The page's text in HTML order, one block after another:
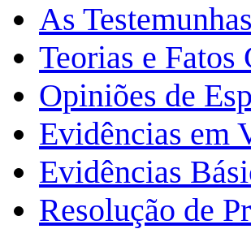
As Testemunhas
Teorias e
Opiniões de
Evidências em
Evidências
Resolução de